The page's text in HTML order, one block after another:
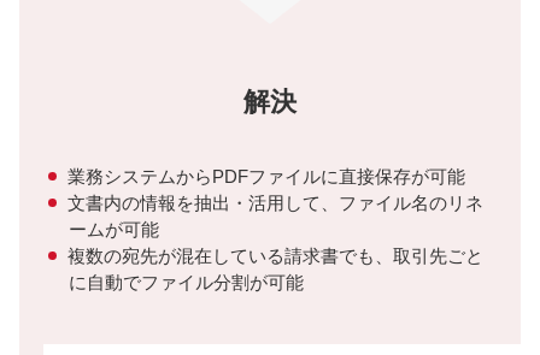
解決
業務システムからPDFファイルに直接保存が可能
文書内の情報を抽出・活用して、ファイル名のリネ
ームが可能
複数の宛先が混在している請求書でも、取引先ごと
に自動でファイル分割が可能